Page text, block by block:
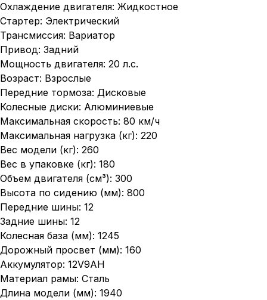
Охлаждение двигателя: Жидкостное
Стартер: Электрический
Трансмиссия: Вариатор
Привод: Задний
Мощность двигателя: 20 л.с.
Возраст: Взрослые
Передние тормоза: Дисковые
Колесные диски: Алюминиевые
Максимальная скорость: 80 км/ч
Максимальная нагрузка (кг): 220
Вес модели (кг): 260
Вес в упаковке (кг): 180
Объем двигателя (см³): 300
Высота по сидению (мм): 800
Передние шины: 12
Задние шины: 12
Колесная база (мм): 1245
Дорожный просвет (мм): 160
Аккумулятор: 12V9AH
Материал рамы: Сталь
Длина модели (мм): 1940